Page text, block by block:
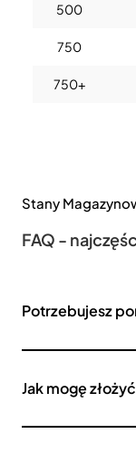
500
750
750+
Stany
FAQ -
Potrzebujesz
Jak mogę